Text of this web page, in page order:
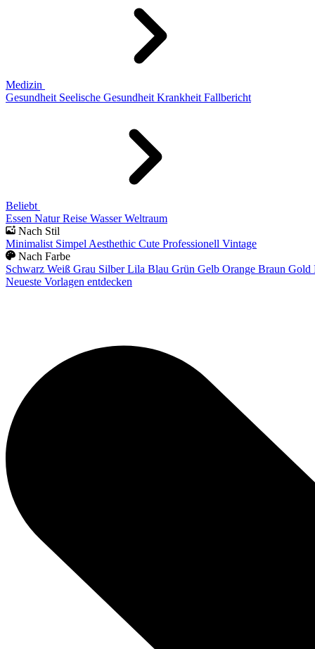
Medizin
Gesundheit Seelische Gesundheit Krankheit Fallbericht
Beliebt
Essen Natur Reise Wasser Weltraum
Nach Stil
Minimalist Simpel Aesthethic Cute Professionell Vintage
Nach Farbe
Schwarz Weiß Grau Silber Lila Blau Grün Gelb Orange Braun Gold
Neueste Vorlagen entdecken